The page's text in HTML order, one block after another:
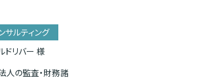
サルティング
ドリバー 様
人の監査・財務諸